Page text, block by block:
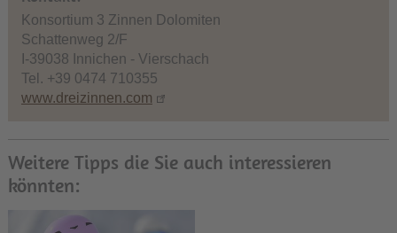
Konsortium 3 Zinnen Dolomiten
Schattenweg 2/F
I-39038 Innichen - Vierschach
Tel. +39 0474 710355
www.dreizinnen.com
Weitere Tipps die Sie auch interessieren
könnten: